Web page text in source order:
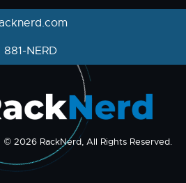
NERD
© 2026 RackNerd, All Rights Reserved.